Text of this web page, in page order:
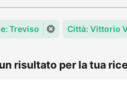
Treviso Città: Vittorio
risultato per la tua